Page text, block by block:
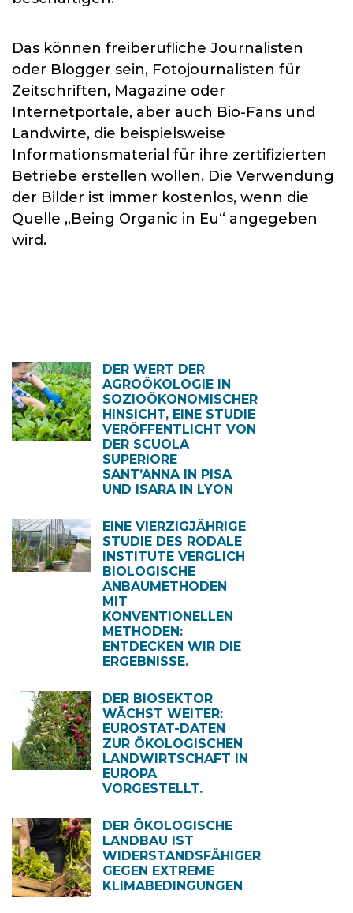
Das können freiberufliche Journalisten
oder Blogger sein, Fotojournalisten für
Zeitschriften, Magazine oder
Internetportale, aber auch Bio-Fans und
Landwirte, die beispielsweise
Informationsmaterial für ihre zertifizierten
Betriebe erstellen wollen. Die Verwendung
der Bilder ist immer kostenlos, wenn die
Quelle „Being Organic in Eu“ angegeben
wird.
DER WERT DER
AGROÖKOLOGIE IN
SOZIOÖKONOMISCHER
HINSICHT, EINE STUDIE
VERÖFFENTLICHT VON
DER SCUOLA
SUPERIORE
SANT’ANNA IN PISA
UND ISARA IN LYON
EINE VIERZIGJÄHRIGE
STUDIE DES RODALE
INSTITUTE VERGLICH
BIOLOGISCHE
ANBAUMETHODEN
MIT
KONVENTIONELLEN
METHODEN:
ENTDECKEN WIR DIE
ERGEBNISSE.
DER BIOSEKTOR
WÄCHST WEITER:
EUROSTAT-DATEN
ZUR ÖKOLOGISCHEN
LANDWIRTSCHAFT IN
EUROPA
VORGESTELLT.
DER ÖKOLOGISCHE
LANDBAU IST
WIDERSTANDSFÄHIGER
GEGEN EXTREME
KLIMABEDINGUNGEN